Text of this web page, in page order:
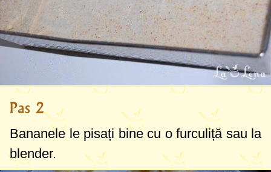
Pas 2
Bananele le pisați bine cu o furculiță sau la
blender.